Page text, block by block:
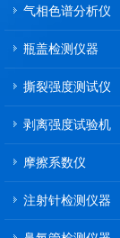
气相色谱分析仪
瓶盖检测仪器
撕裂强度测试仪
剥离强度试验机
摩擦系数仪
注射针检测仪器